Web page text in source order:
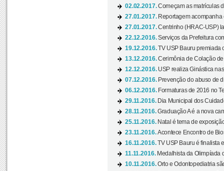
02.02.2017.Começam as matrículas
27.01.2017. Reportagem
27.01.2017.Centrinho (HRAC-USP)
22.12.2016.Serviços da Prefeitura
19.12.2016.TV USP Bauru premiada
13.12.2016.Cerimônia de Colação
12.12.2016. USP realiza Ginástica
07.12.2016. Prevenção do abuso de
06.12.2016. Formaturas de 2016 no
29.11.2016. Dia Municipal dos
28.11.2016.Graduação A é a nova
25.11.2016. Natal é tema de
23.11.2016.Acontece Encontro de
16.11.2016.TV USP Bauru é finalista
11.11.2016. Medalhista da Olimpíada
10.11.2016.Orto e Odontopediatria